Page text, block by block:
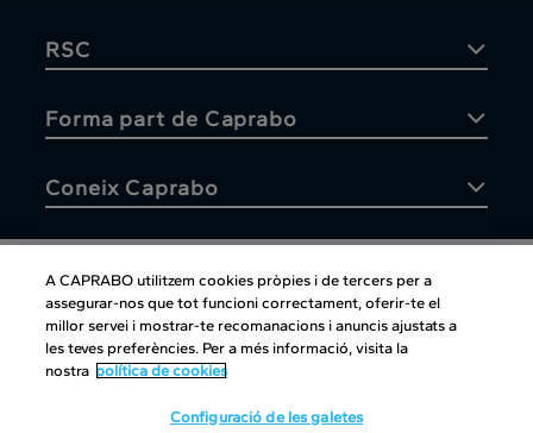
RSC
Forma part de Caprabo
Coneix Caprabo
Atenció al client
A CAPRABO utilitzem cookies pròpies i de tercers per a
assegurar-nos que tot funcioni correctament, oferir-te el
millor servei i mostrar-te recomanacions i anuncis ajustats a
les teves preferències. Per a més informació, visita la
nostra política de cookies
Configuració de les galetes